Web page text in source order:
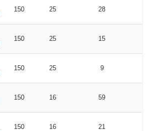
150 25 28
150 25 15
150 25 9
150 16 59
150 16 21